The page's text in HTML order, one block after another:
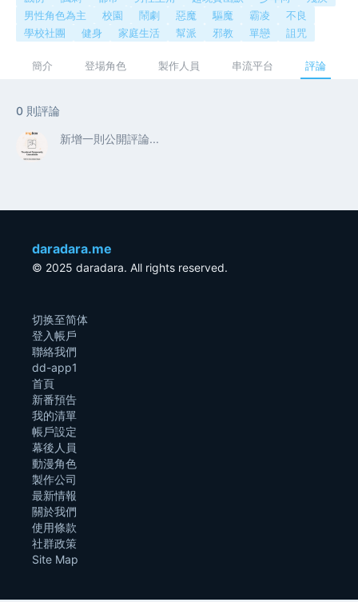
男性角色為主
校園 鬧劇 惡魔 驅魔 霸凌
不良
學校社團
健身 家庭生活 幫派 邪教 單戀 詛咒
簡介 登場角色 製作人員 串流平台 評論
0 則評論
daradara.me
© 2025 daradara. All rights reserved.
切换至简体
登入帳戶
聯絡我們
dd-app1
首頁
新番預告
我的清單
帳戶設定
幕後人員
動漫角色
製作公司
最新情報
關於我們
使用條款
社群政策
Site Map